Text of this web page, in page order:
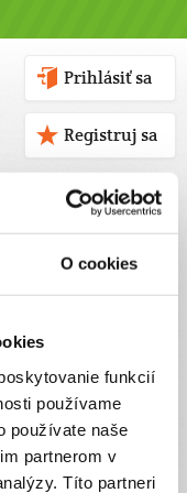
O cookies
funkcií
používame
používate naše
partnerom v
Títo partneri
Prihlásiť sa
Registruj sa
kontaktovať